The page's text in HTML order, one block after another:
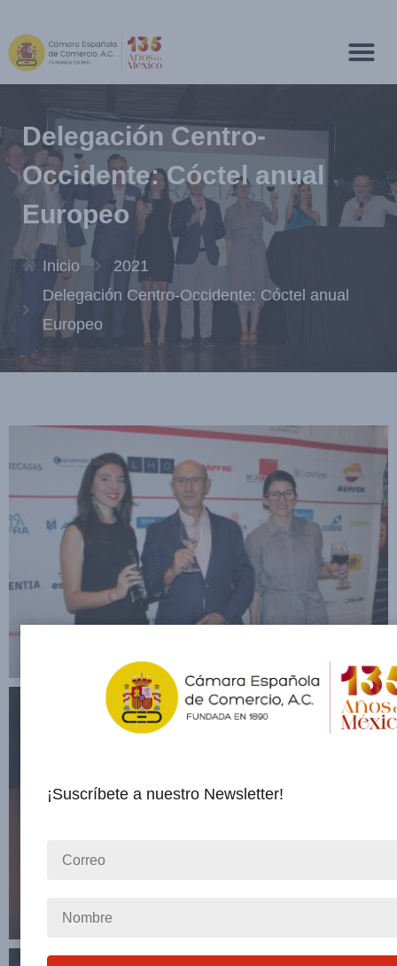
Delegación Centro-
Occidente: Cóctel anual
Europeo
Inicio
2021
Delegación Centro-Occidente: Cóctel anual
Europeo
¡Suscríbete a nuestro Newsletter!